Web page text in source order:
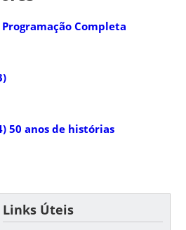
Programação Completa
50 anos de histórias
Links Úteis